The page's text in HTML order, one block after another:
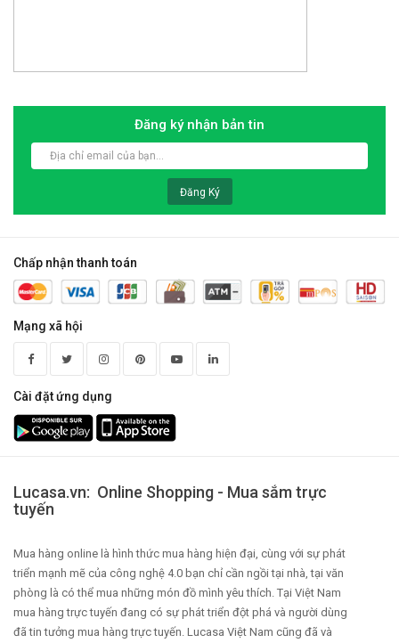
Đăng ký nhận bản tin
Đăng Ký
Chấp nhận thanh toán
Mạng xã hội
Cài đặt ứng dụng
Lucasa.vn: Online Shopping - Mua sắm trực
tuyến
Mua hàng online là hình thức mua hàng hiện đại, cùng với sự phát
triển mạnh mẽ của công nghệ 4.0 bạn chỉ cần ngồi tại nhà, tại văn
phòng là có thể mua những món đồ mình yêu thích. Tại Việt Nam
mua hàng trực tuyến đang có sự phát triển đột phá và người dùng
đã tin tưởng mua hàng trực tuyến. Lucasa Việt Nam cũng đã và